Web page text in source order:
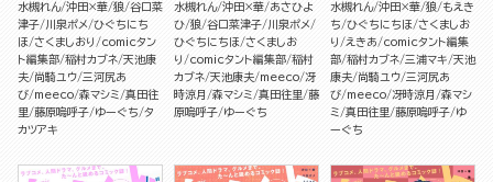
水槻れん 沖田×華 狼 谷口菜
津子 川泉ポメ ひぐちにち
ほ さくましおり
comicタン
ト編集部 稲村カブネ 天池康
夫 尚騎ユウ 三河尻あ
び meeco 森マシミ 真田往
里 藤原嗚呼子 ゆーぐち タ
カツアキ
水槻れん 沖田×華 あさひよ
ひ 狼 谷口菜津子 川泉ポメ
ひぐちにちほ さくましお
り
comicタント編集部 稲村
カブネ 天池康夫 meeco 冴
時涼月
森マシミ 真田往里 藤
原嗚呼子 ゆーぐち
水槻れん 沖田×華 狼 もえき
ち ひぐちにちほ さくましお
り
えきあ
comicタント編集
部 稲村カブネ 三浦マキ 天池
康夫 尚騎ユウ 三河尻あ
び meeco 冴時涼月
森マシ
ミ 真田往里 藤原嗚呼子 ゆ
ーぐち